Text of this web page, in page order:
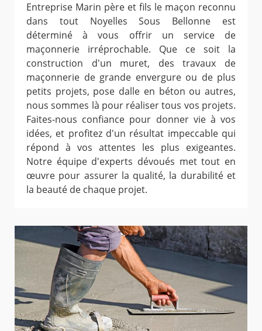
Entreprise Marin père et fils le maçon reconnu
dans tout Noyelles Sous Bellonne est
déterminé à vous offrir un service de
maçonnerie irréprochable. Que ce soit la
construction d'un muret, des travaux de
maçonnerie de grande envergure ou de plus
petits projets, pose dalle en béton ou autres,
nous sommes là pour réaliser tous vos projets.
Faites-nous confiance pour donner vie à vos
idées, et profitez d'un résultat impeccable qui
répond à vos attentes les plus exigeantes.
Notre équipe d'experts dévoués met tout en
œuvre pour assurer la qualité, la durabilité et
la beauté de chaque projet.